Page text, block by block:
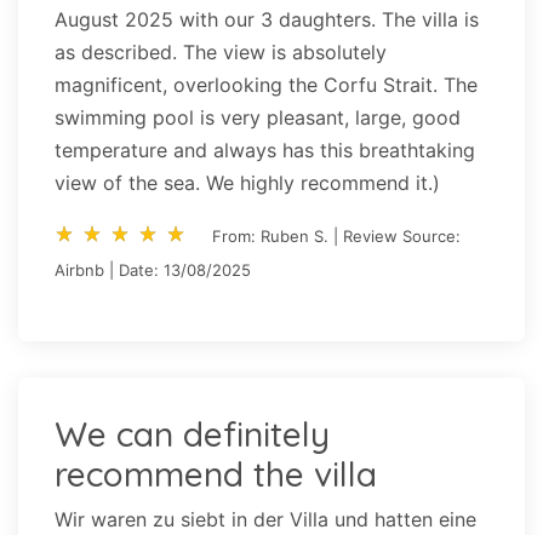
August 2025 with our 3 daughters. The villa is
as described. The view is absolutely
magnificent, overlooking the Corfu Strait. The
swimming pool is very pleasant, large, good
temperature and always has this breathtaking
view of the sea. We highly recommend it.)
star_rate star_rate star_rate star_rate star_rate
star_rate star_rate star_rate star_rate star_rate
From: Ruben S. | Review Source:
Airbnb | Date: 13/08/2025
We can definitely
recommend the villa
Wir waren zu siebt in der Villa und hatten eine